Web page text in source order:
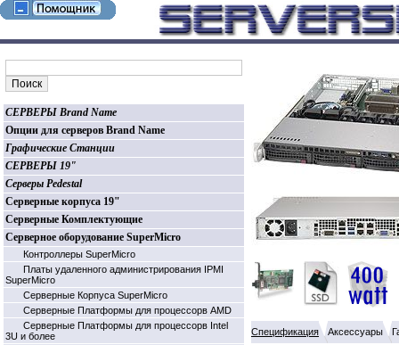
СЕРВЕРЫ Brand Name
Опции для серверов Brand Name
Графические Станции
СЕРВЕРЫ 19"
Серверы Pedestal
Серверные корпуса 19"
Серверные Комплектующие
Серверное оборудование SuperMicro
Контроллеры SuperMicro
Платы удаленного администрирования IPMI
SuperMicro
Серверные Корпуса SuperMicro
Серверные Платформы для процессорв AMD
Серверные Платформы для процессорв Intel
3U и более
Спецификация Аксессуары